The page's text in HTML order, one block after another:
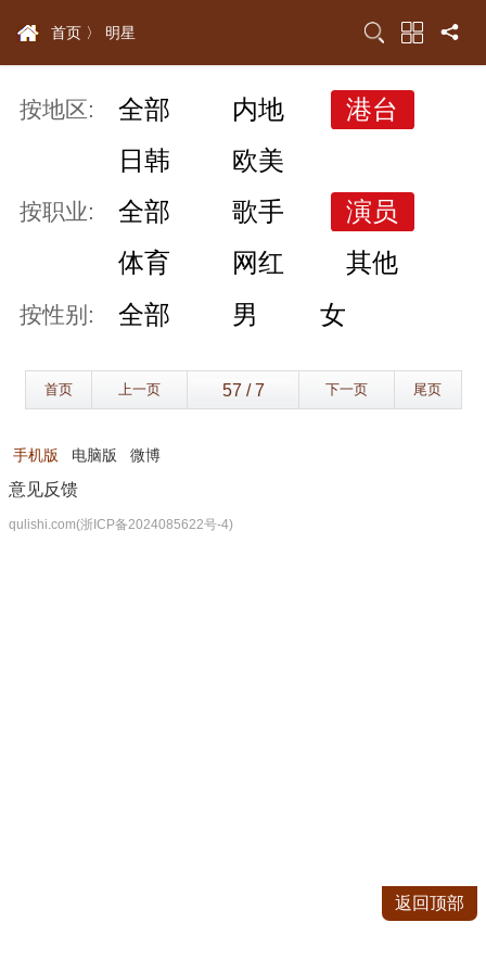
首页 〉 明星
按地区: 全部 内地
港台
日韩
欧美
按职业: 全部 歌手
演员
体育
网红 其他
按性别: 全部 男 女
首页 上一页 下一页 尾页
手机版 电脑版 微博
意见反馈
qulishi.com(浙ICP备2024085622号-4)
返回顶部